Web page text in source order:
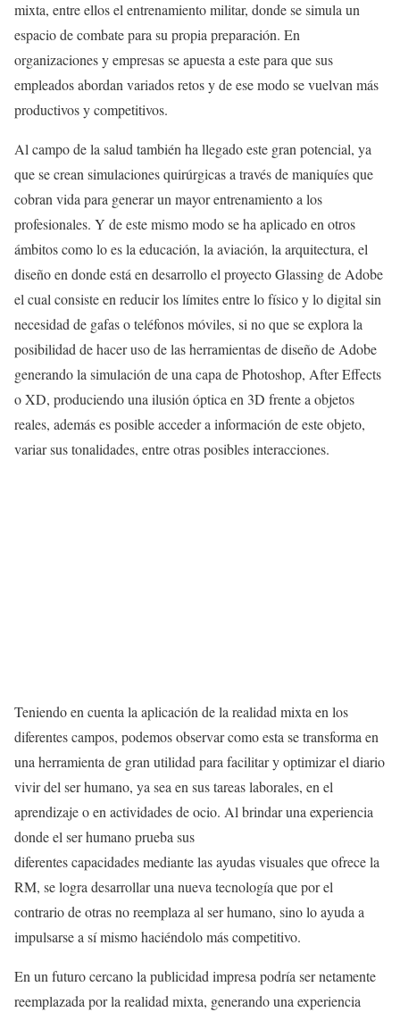
mixta, entre ellos el entrenamiento militar, donde se simula un
espacio de combate para su propia preparación. En
organizaciones y empresas se apuesta a este para que sus
empleados abordan variados retos y de ese modo se vuelvan más
productivos y competitivos.
Al campo de la salud también ha llegado este gran potencial, ya
que se crean simulaciones quirúrgicas a través de maniquíes que
cobran vida para generar un mayor entrenamiento a los
profesionales. Y de este mismo modo se ha aplicado en otros
ámbitos como lo es la educación, la aviación, la arquitectura, el
diseño en donde está en desarrollo el proyecto Glassing de Adobe
el cual consiste en reducir los límites entre lo físico y lo digital sin
necesidad de gafas o teléfonos móviles, si no que se explora la
posibilidad de hacer uso de las herramientas de diseño de Adobe
generando la simulación de una capa de Photoshop, After Effects
o XD, produciendo una ilusión óptica en 3D frente a objetos
reales, además es posible acceder a información de este objeto,
variar sus tonalidades, entre otras posibles interacciones.
Teniendo en cuenta la aplicación de la realidad mixta en los
diferentes campos, podemos observar como esta se transforma en
una herramienta de gran utilidad para facilitar y optimizar el diario
vivir del ser humano, ya sea en sus tareas laborales, en el
aprendizaje o en actividades de ocio. Al brindar una experiencia
donde el ser humano prueba sus
diferentes capacidades mediante las ayudas visuales que ofrece la
RM, se logra desarrollar una nueva tecnología que por el
contrario de otras no reemplaza al ser humano, sino lo ayuda a
impulsarse a sí mismo haciéndolo más competitivo.
En un futuro cercano la publicidad impresa podría ser netamente
reemplazada por la realidad mixta, generando una experiencia